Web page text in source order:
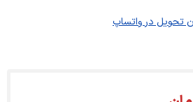
تحویل در واتساپ